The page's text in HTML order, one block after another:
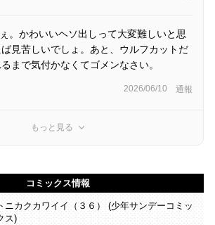
。かわいいヘソ出しって大変難しいと思
見苦しいでしょ。あと、ウルフカットだ
まで気付かなくてゴメンなさい。
2026/06/10 通報
もっと見る
コミックス情報
ニカクカワイイ（３６） (少年サンデーコミッ
ス)